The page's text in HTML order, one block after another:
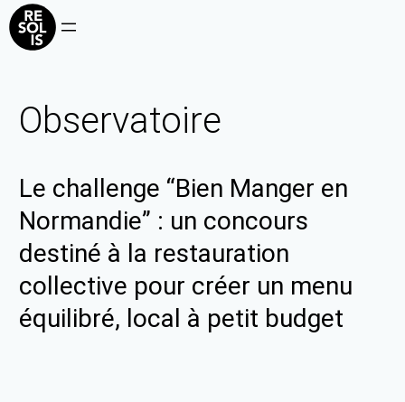
Observatoire
Le challenge “Bien Manger en
Normandie” : un concours
destiné à la restauration
collective pour créer un menu
équilibré, local à petit budget